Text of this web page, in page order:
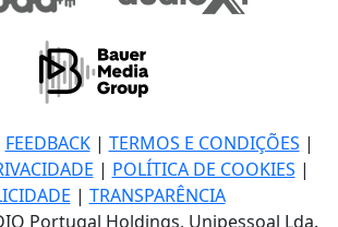
FEEDBACK| TERMOS E CONDIÇÕES |
| POLÍTICA DE COOKIES |
| TRANSPARÊNCIA
Portugal Holdings, Unipessoal Lda.